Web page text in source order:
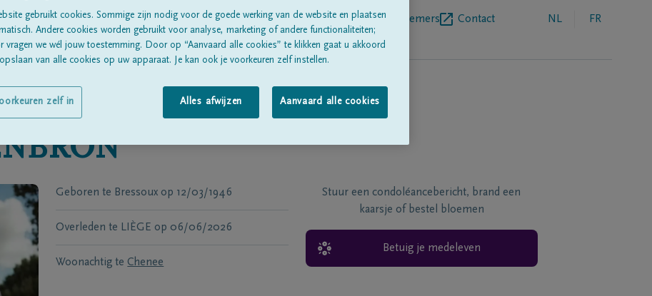
Alle rouwberichtenOver onsBegrafenisondernemers Contact NL FR
Geboren te Bressoux op 12/03/1946
Overleden te LIÈGE op 06/06/2026
Woonachtig te Chenee
Stuur een condoléancebericht, brand een
kaarsje of bestel bloemen
Betuig je medeleven
gebruikt cookies. Sommige zijn nodig voor de goede werking van de website en plaatsen
Andere cookies worden gebruikt voor analyse, marketing of andere functionaliteiten;
vragen we wél jouw toestemming. Door op “Aanvaard alle cookies” te klikken gaat u akkoord
van alle cookies op uw apparaat. Je kan ook je voorkeuren zelf instellen.
Alles afwijzen Aanvaard alle cookies
zelf in